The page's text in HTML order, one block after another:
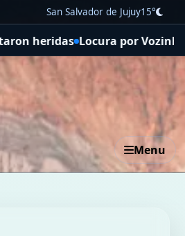
San Salvador de Jujuy15°
en Colo Colo: miles de
Menu